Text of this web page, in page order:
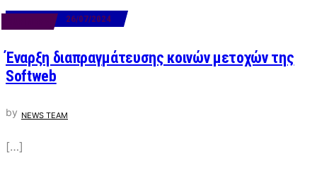
26/07/2024
Έναρξη διαπραγμάτευσης κοινών μετοχών της
Softweb
by NEWS TEAM
[…]